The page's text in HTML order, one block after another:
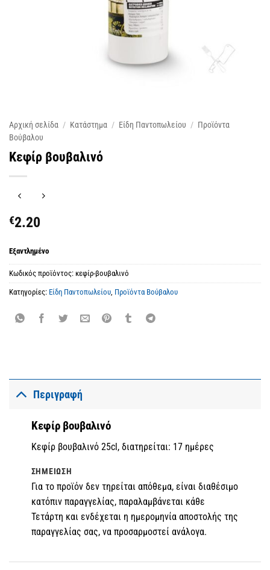
Αρχική σελίδα / Κατάστημα / Είδη Παντοπωλείου / Προϊόντα
Βούβαλου
Κεφίρ βουβαλινό
€2.20
Εξαντλημένο
Κωδικός προϊόντος: κεφίρ-βουβαλινό
Κατηγορίες: Είδη Παντοπωλείου, Προϊόντα Βούβαλου
Περιγραφή
Κεφίρ βουβαλινό
Κεφίρ βουβαλινό 25cl, διατηρείται: 17 ημέρες
ΣΗΜΕΊΩΣΗ
Για το προϊόν δεν τηρείται απόθεμα, είναι διαθέσιμο
κατόπιν παραγγελίας, παραλαμβάνεται κάθε
Τετάρτη και ενδέχεται η ημερομηνία αποστολής της
παραγγελίας σας, να προσαρμοστεί ανάλογα.